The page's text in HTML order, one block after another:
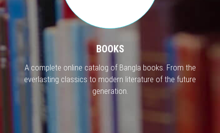
BOOKS
A complete online catalog of Bangla books. From the
everlasting classics to modern literature of the future
generation.